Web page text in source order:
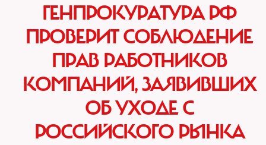
ГЕНПРОКУРАТУРА РФ
ПРОВЕРИТ СОБЛЮДЕНИЕ
ПРАВ РАБОТНИКОВ
КОМПАНИЙ, ЗАЯВИВШИХ
ОБ УХОДЕ С
РОССИЙСКОГО РЫНКА